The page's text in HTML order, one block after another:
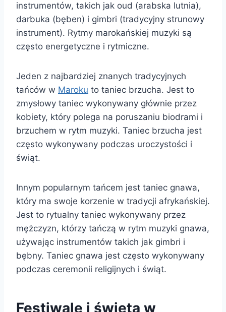
instrumentów, takich jak oud (arabska lutnia),
darbuka (bęben) i gimbri (tradycyjny strunowy
instrument). Rytmy marokańskiej muzyki są
często energetyczne i rytmiczne.
Jeden z najbardziej znanych tradycyjnych
tańców w Maroku to taniec brzucha. Jest to
zmysłowy taniec wykonywany głównie przez
kobiety, który polega na poruszaniu biodrami i
brzuchem w rytm muzyki. Taniec brzucha jest
często wykonywany podczas uroczystości i
świąt.
Innym popularnym tańcem jest taniec gnawa,
który ma swoje korzenie w tradycji afrykańskiej.
Jest to rytualny taniec wykonywany przez
mężczyzn, którzy tańczą w rytm muzyki gnawa,
używając instrumentów takich jak gimbri i
bębny. Taniec gnawa jest często wykonywany
podczas ceremonii religijnych i świąt.
Festiwale i święta w